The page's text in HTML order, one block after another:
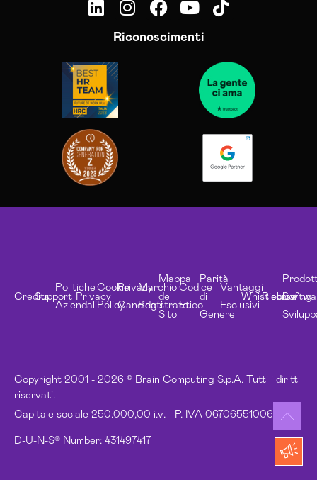
Riconoscimenti
Copyright 2001 - 2026 © Brain Computing S.p.A. Tutti i diritti
riservati.
Capitale sociale 250.000,00 i.v. - P. IVA 06706551006
D-U-N-S® Number: 431497417
CreditsSupport
Politiche
Aziendali
Privacy
Cookie
Policy
Privacy
Candidati
Marchio
Registrato
Mappa
del
Sito
Codice
Etico
Parità
di
Genere
Vantaggi
Esclusivi
Whistleblowing
Risorse